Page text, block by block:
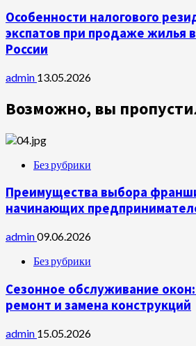
Особенности налогового
экспатов при продаже жилья
России
admin 13.05.2026
Возможно, вы
Без рубрики
Преимущества выбора
начинающих
admin09.06.2026
Без рубрики
Сезонное обслуживание
ремонт и замена конструкций
admin 15.05.2026